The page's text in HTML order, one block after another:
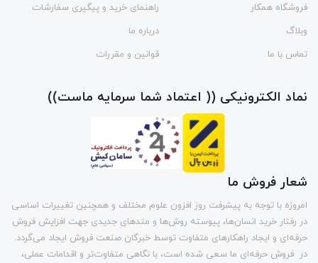
فروشگاه همکار
راهنمای خرید و پیگیری سفارشات
وبلاگ
درباره ما
تماس با ما
قوانین و مقررات
نماد الکترونیکی (( اعتماد شما سرمایه ماست))
شعار فروش ما
امروزه با توجه به پیشرفت روز افزون علوم مختلف و همچنین تغییرات اساسی
در رفتار خرید انسان‌ها، پیوسته روش‌ها و متد‌های جدیدی جهت افزایش فروش
حرفه‌ای و ایجاد راهکارهای متفاوت توسط خبرگان صنعت فروش ایجاد می‌گردد.
در فروش حرفه‌ای ما سعی شده است، با نگاهی متفاوت‌تر و اقدامات عملی،